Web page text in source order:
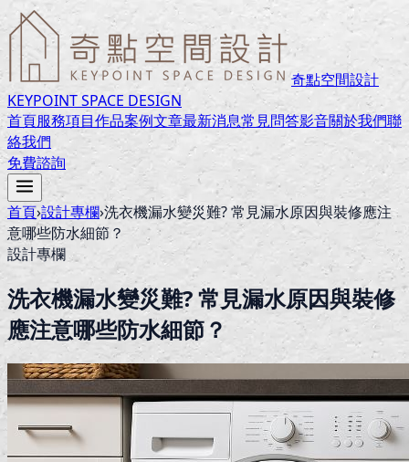
奇點空間設計
KEYPOINT SPACE DESIGN
首頁服務項目作品案例文章最新消息常見問答影音關於我們聯
絡我們
免費諮詢
首頁›設計專欄›洗衣機漏水變災難? 常見漏水原因與裝修應注
意哪些防水細節？
設計專欄
洗衣機漏水變災難? 常見漏水原因與裝修
應注意哪些防水細節？